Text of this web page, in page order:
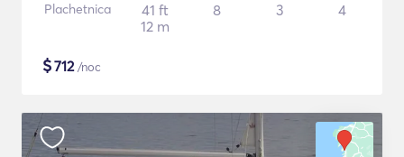
Plachetnica
41 ft
12 m
8 3 4
$712/noc